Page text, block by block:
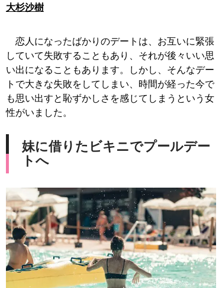
大杉沙樹
恋人になったばかりのデートは、お互いに緊張
していて失敗することもあり、それが後々いい思
い出になることもあります。しかし、そんなデー
トで大きな失敗をしてしまい、時間が経った今で
も思い出すと恥ずかしさを感じてしまうという女
性がいました。
妹に借りたビキニでプールデー
トへ